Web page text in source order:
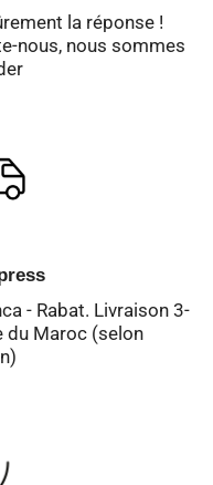
la réponse !
nous, nous sommes
- Rabat. Livraison 3-
du Maroc (selon